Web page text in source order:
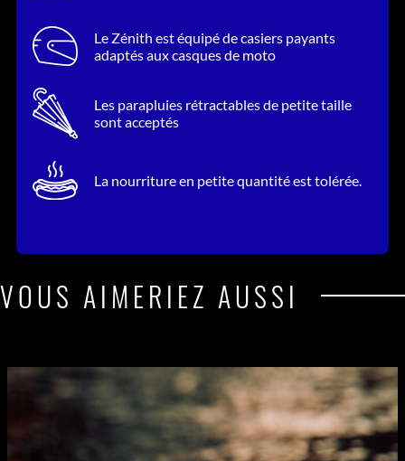
Le Zénith est équipé de casiers payants
adaptés aux casques de moto
Les parapluies rétractables de petite taille
sont acceptés
La nourriture en petite quantité est tolérée.
VOUS AIMERIEZ AUSSI